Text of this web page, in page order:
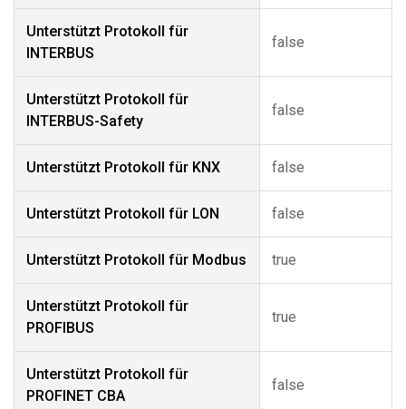
Unterstützt Protokoll für
INTERBUS
false
Unterstützt Protokoll für
INTERBUS-Safety
false
Unterstützt Protokoll für KNX false
Unterstützt Protokoll für LON false
Unterstützt Protokoll für Modbus true
Unterstützt Protokoll für
PROFIBUS
true
Unterstützt Protokoll für
PROFINET CBA
false